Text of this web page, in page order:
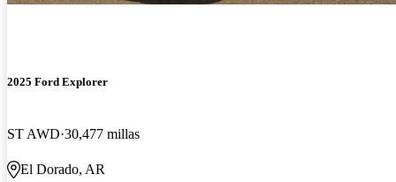
2025 Ford Explorer
ST AWD 30,477 millas
El Dorado, AR